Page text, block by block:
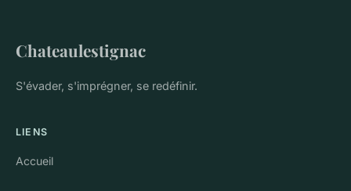
Chateaulestignac
S'évader, s'imprégner, se redéfinir.
LIENS
Accueil